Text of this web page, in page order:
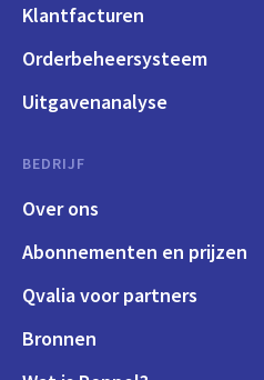
Klantfacturen
Orderbeheersysteem
Uitgavenanalyse
BEDRIJF
Over ons
Abonnementen en prijzen
Qvalia voor partners
Bronnen